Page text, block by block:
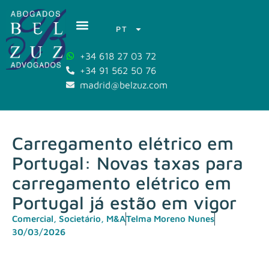
PT
+34 618 27 03 72
+34 91 562 50 76
madrid@belzuz.com
Carregamento elétrico em
Portugal: Novas taxas para
carregamento elétrico em
Portugal já estão em vigor
Comercial, Societário, M&ATelma Moreno Nunes
30/03/2026